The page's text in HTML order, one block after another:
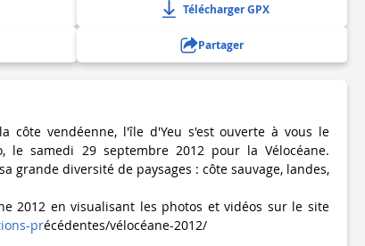
Télécharger GPX
Partager
côte vendéenne, l'île d'Yeu s'est ouverte à vous le
le samedi 29 septembre 2012 pour la Vélocéane.
grande diversité de paysages : côte sauvage, landes,
2012 en visualisant les photos et vidéos sur le site
précédentes/vélocéane-2012/